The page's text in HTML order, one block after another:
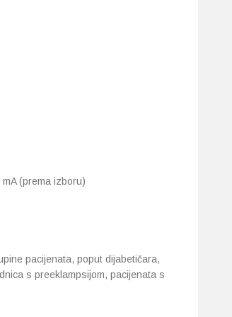
(prema izboru)
pacijenata, poput dijabetičara,
s preeklampsijom, pacijenata s